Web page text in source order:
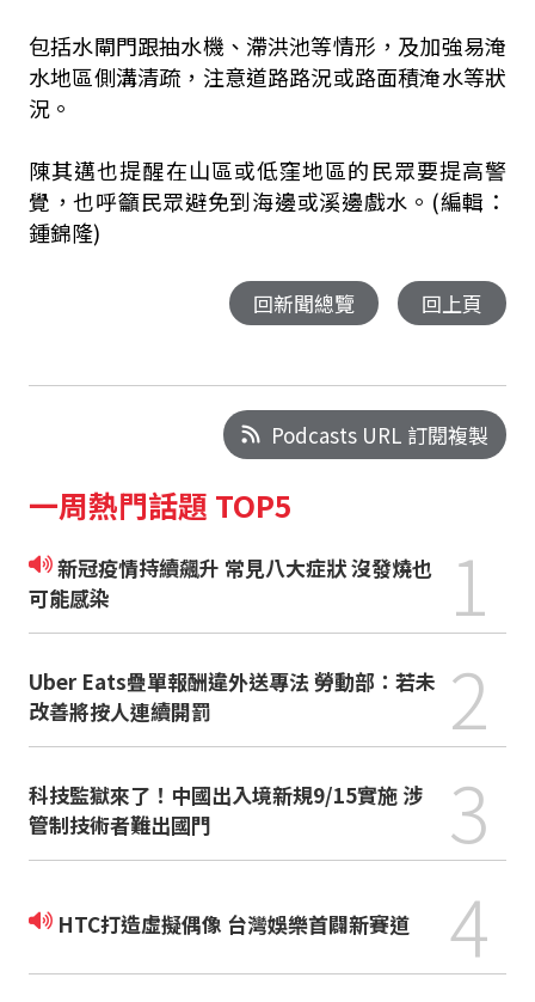
包括水閘門跟抽水機、滯洪池等情形，及加強易淹
水地區側溝清疏，注意道路路況或路面積淹水等狀
況。
陳其邁也提醒在山區或低窪地區的民眾要提高警
覺，也呼籲民眾避免到海邊或溪邊戲水。(編輯：
鍾錦隆)
回新聞總覽 回上頁
Podcasts URL 訂閱複製
一周熱門話題 TOP5
新冠疫情持續飆升 常見八大症狀 沒發燒也
可能感染
1
Uber Eats疊單報酬違外送專法 勞動部：若未
改善將按人連續開罰
2
科技監獄來了！中國出入境新規9/15實施 涉
管制技術者難出國門
3
HTC打造虛擬偶像 台灣娛樂首闢新賽道
4